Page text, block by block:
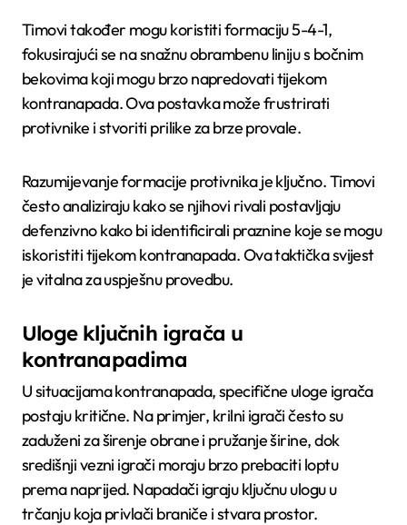
Timovi također mogu koristiti formaciju 5-4-1,
fokusirajući se na snažnu obrambenu liniju s bočnim
bekovima koji mogu brzo napredovati tijekom
kontranapada. Ova postavka može frustrirati
protivnike i stvoriti prilike za brze provale.
Razumijevanje formacije protivnika je ključno. Timovi
često analiziraju kako se njihovi rivali postavljaju
defenzivno kako bi identificirali praznine koje se mogu
iskoristiti tijekom kontranapada. Ova taktička svijest
je vitalna za uspješnu provedbu.
Uloge ključnih igrača u
kontranapadima
U situacijama kontranapada, specifične uloge igrača
postaju kritične. Na primjer, krilni igrači često su
zaduženi za širenje obrane i pružanje širine, dok
središnji vezni igrači moraju brzo prebaciti loptu
prema naprijed. Napadači igraju ključnu ulogu u
trčanju koja privlači braniče i stvara prostor.